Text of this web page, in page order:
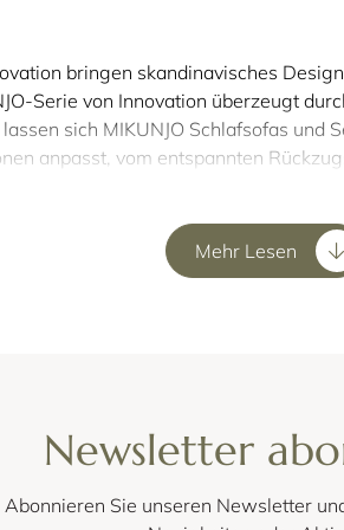
bringen skandinavisches
Serie von Innovation überzeugt
sich MIKUNJO Schlafsofas
anpasst, vom entspannten
im Fokus
Liegefunktion (Liegefläche pro
Faktoren, die ein angenehmes
Serie von
Mehr Lesen
Newsletter
Abonnieren Sie unseren Newsletter